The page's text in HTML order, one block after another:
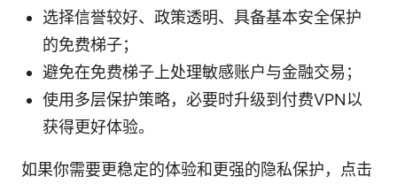
选择信誉较好、政策透明、具备基本安全保护
的免费梯子；
避免在免费梯子上处理敏感账户与金融交易；
使用多层保护策略，必要时升级到付费VPN以
获得更好体验。
如果你需要更稳定的体验和更强的隐私保护，点击